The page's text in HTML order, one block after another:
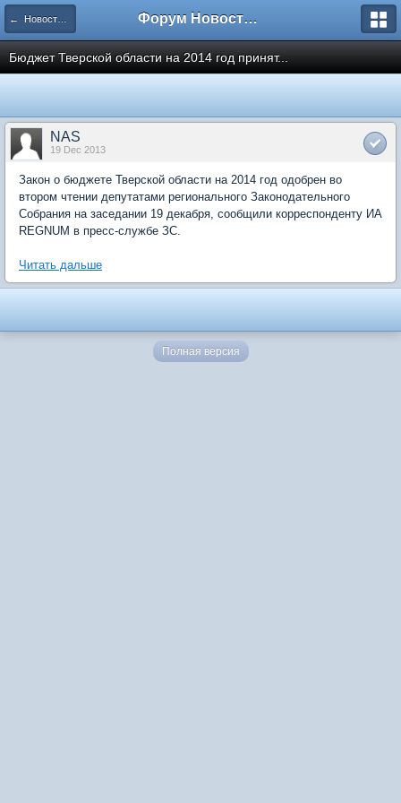
← Новости рынка недвижимости Форум Новостройки
Бюджет Тверской области на 2014 год принят...
NAS
19 Dec 2013
Закон о бюджете Тверской области на 2014 год одобрен во
втором чтении депутатами регионального Законодательного
Собрания на заседании 19 декабря, сообщили корреспонденту ИА
REGNUM в пресс-службе ЗС.
Читать дальше
Полная версия